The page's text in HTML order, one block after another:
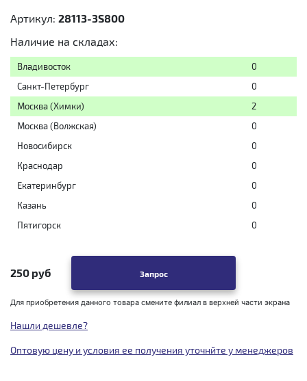
Артикул: 28113-3S800
Наличие на складах:
Владивосток
0
Санкт-Петербург
0
Москва (Химки)
2
Москва (Волжская)
0
Новосибирск
0
Краснодар
0
Екатеринбург
0
Казань
0
Пятигорск
0
250 руб Запрос
Для приобретения данного товара смените филиал в верхней части экрана
Нашли дешевле?
Оптовую цену и условия ее получения уточнйте у менеджеров